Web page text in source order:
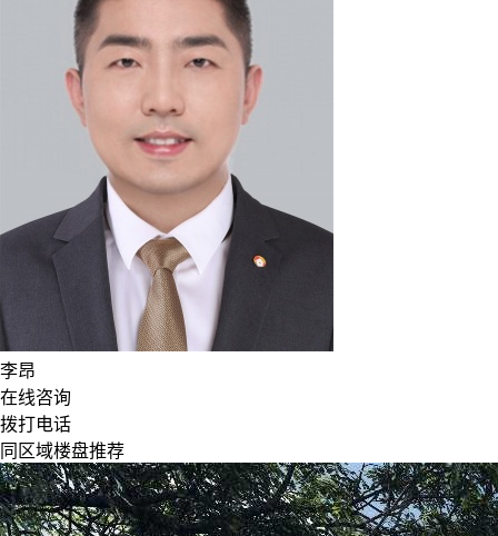
李昂
在线咨询
拨打电话
同区域楼盘推荐